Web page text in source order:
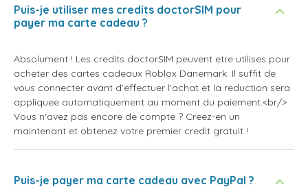
Puis-je utiliser mes credits doctorSIM pour
payer ma carte cadeau ?
Absolument ! Les credits doctorSIM peuvent etre utilises pour
acheter des cartes cadeaux Roblox Danemark. Il suffit de
vous connecter avant d'effectuer l'achat et la reduction sera
appliquee automatiquement au moment du paiement.<br/>
Vous n'avez pas encore de compte ? Creez-en un
maintenant et obtenez votre premier credit gratuit !
Puis-je payer ma carte cadeau avec PayPal ?